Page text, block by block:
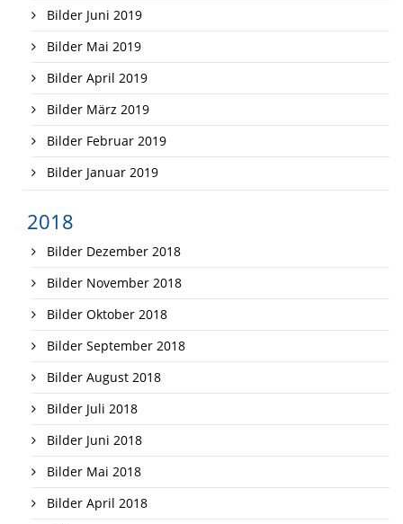
Bilder Juni 2019
Bilder Mai 2019
Bilder April 2019
Bilder März 2019
Bilder Februar 2019
Bilder Januar 2019
2018
Bilder Dezember 2018
Bilder November 2018
Bilder Oktober 2018
Bilder September 2018
Bilder August 2018
Bilder Juli 2018
Bilder Juni 2018
Bilder Mai 2018
Bilder April 2018